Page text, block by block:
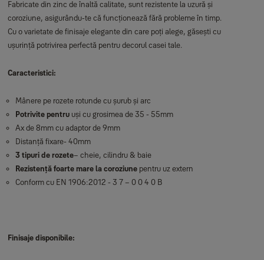
Fabricate din zinc de înaltă calitate, sunt rezistente la uzură și
coroziune, asigurându-te că funcționează fără probleme în timp.
Cu o varietate de finisaje elegante din care poți alege, găsești cu
ușurință potrivirea perfectă pentru decorul casei tale.
Caracteristici:
Mânere pe rozete rotunde cu șurub și arc
Potrivite pentruuși cu grosimea de 35 - 55mm
Ax de 8mm cu adaptor de 9mm
Distanță fixare- 40mm
3 tipuri de rozete– cheie, cilindru & baie
Rezistență foarte mare la coroziunepentru uz extern
Conform cu EN 1906:2012 - 3 7 – 0 0 4 0 B
Finisaje disponibile: